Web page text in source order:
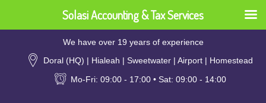
We have over 19 years of experience
Doral (HQ) | Hialeah | Sweetwater | Airport | Homestead
Mo-Fri: 09:00 - 17:00 • Sat: 09:00 - 14:00
Solasi Accounting & Tax Services